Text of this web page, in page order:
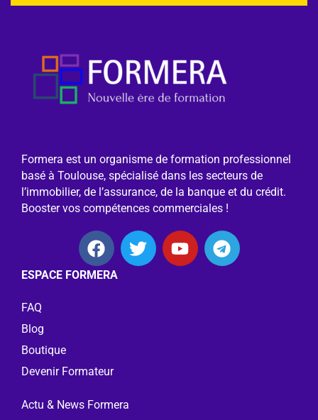
Formera est un organisme de formation professionnel
basé à Toulouse, spécialisé dans les secteurs de
l’immobilier, de l’assurance, de la banque et du crédit.
Booster vos compétences commerciales !
ESPACE FORMERA
FAQ
Blog
Boutique
Devenir Formateur
Actu & News Formera